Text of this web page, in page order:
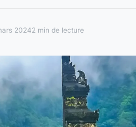
20242 min de lecture